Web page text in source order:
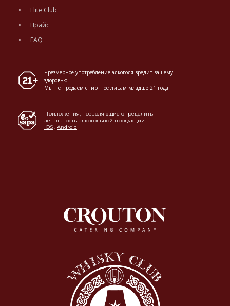
Elite Club
Прайс
FAQ
Чрезмерное употребление алкоголя вредит вашему
здоровью!
Мы не продаем спиртное лицам младше 21 года.
Приложения, позволяющие определить
легальность алкогольной продукции
IOS . Android